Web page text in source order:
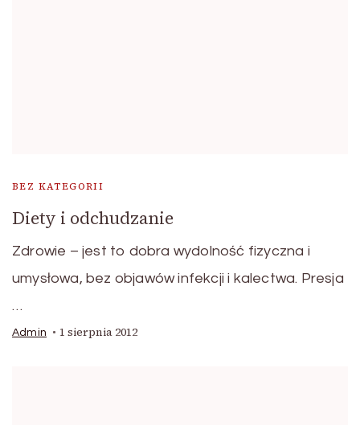
BEZ KATEGORII
Diety i odchudzanie
Zdrowie – jest to dobra wydolność fizyczna i
umysłowa, bez objawów infekcji i kalectwa. Presja
…
Admin 1 sierpnia 2012